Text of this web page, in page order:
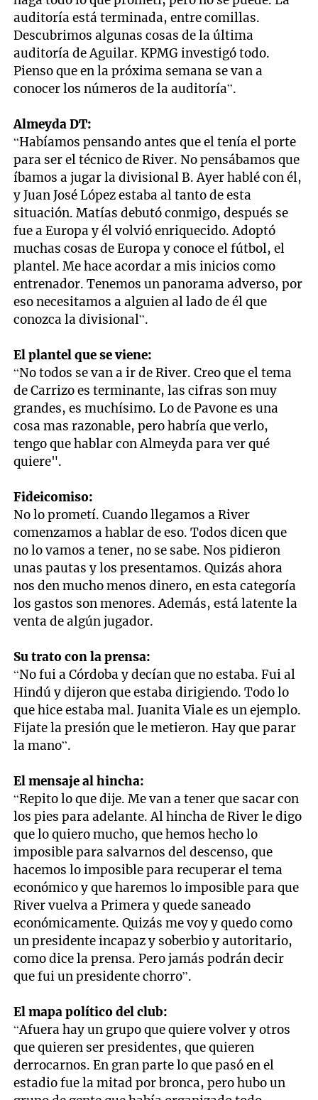
auditoría está terminada, entre comillas.
Descubrimos algunas cosas de la última
auditoría de Aguilar. KPMG investigó todo.
Pienso que en la próxima semana se van a
conocer los números de la auditoría”.
Almeyda DT:
“Habíamos pensando antes que el tenía el porte
para ser el técnico de River. No pensábamos que
íbamos a jugar la divisional B. Ayer hablé con él,
y Juan José López estaba al tanto de esta
situación. Matías debutó conmigo, después se
fue a Europa y él volvió enriquecido. Adoptó
muchas cosas de Europa y conoce el fútbol, el
plantel. Me hace acordar a mis inicios como
entrenador. Tenemos un panorama adverso, por
eso necesitamos a alguien al lado de él que
conozca la divisional”.
El plantel que se viene:
“No todos se van a ir de River. Creo que el tema
de Carrizo es terminante, las cifras son muy
grandes, es muchísimo. Lo de Pavone es una
cosa mas razonable, pero habría que verlo,
tengo que hablar con Almeyda para ver qué
quiere".
Fideicomiso:
No lo prometí. Cuando llegamos a River
comenzamos a hablar de eso. Todos dicen que
no lo vamos a tener, no se sabe. Nos pidieron
unas pautas y los presentamos. Quizás ahora
nos den mucho menos dinero, en esta categoría
los gastos son menores. Además, está latente la
venta de algún jugador.
Su trato con la prensa:
“No fui a Córdoba y decían que no estaba. Fui al
Hindú y dijeron que estaba dirigiendo. Todo lo
que hice estaba mal. Juanita Viale es un ejemplo.
Fijate la presión que le metieron. Hay que parar
la mano”.
El mensaje al hincha:
“Repito lo que dije. Me van a tener que sacar con
los pies para adelante. Al hincha de River le digo
que lo quiero mucho, que hemos hecho lo
imposible para salvarnos del descenso, que
hacemos lo imposible para recuperar el tema
económico y que haremos lo imposible para que
River vuelva a Primera y quede saneado
económicamente. Quizás me voy y quedo como
un presidente incapaz y soberbio y autoritario,
como dice la prensa. Pero jamás podrán decir
que fui un presidente chorro”.
El mapa político del club:
“Afuera hay un grupo que quiere volver y otros
que quieren ser presidentes, que quieren
derrocarnos. En gran parte lo que pasó en el
estadio fue la mitad por bronca, pero hubo un